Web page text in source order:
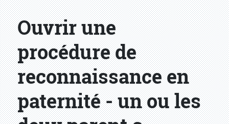
Ouvrir une
procédure de
reconnaissance en
paternité - un ou les